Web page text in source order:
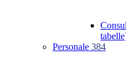
Personale 384